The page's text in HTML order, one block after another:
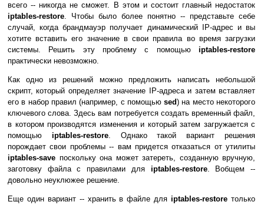
всего -- никогда не сможет. В этом и состоит главный недостаток
iptables-restore. Чтобы было более понятно -- представьте себе
случай, когда брандмауэр получает динамический IP-адрес и вы
хотите вставить его значение в свои правила во время загрузки
системы. Решить эту проблему с помощью iptables-restore
практически невозможно.
Как одно из решений можно предложить написать небольшой
скрипт, который определяет значение IP-адреса и затем вставляет
его в набор правил (например, с помощьюsed) на место некоторого
ключевого слова. Здесь вам потребуется создать временный файл,
в котором производятся изменения и который затем загружается с
помощью iptables-restore. Однако такой вариант решения
порождает свои проблемы -- вам придется отказаться от утилиты
iptables-save поскольку она может затереть, созданную вручную,
заготовку файла с правилами для iptables-restore. Вобщем --
довольно неуклюжее решение.
Еще один вариант -- хранить в файле дляiptables-restore только